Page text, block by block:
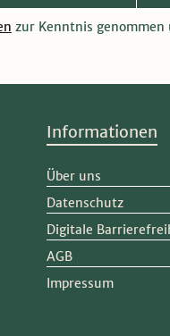
zur Kenntnis genommen
Informationen
Über uns
Datenschutz
Digitale
AGB
Impressum